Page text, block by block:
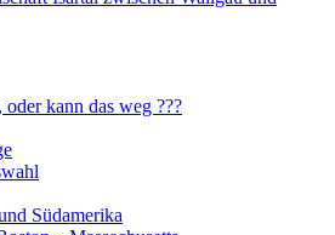
oder kann das weg ???
Südamerika